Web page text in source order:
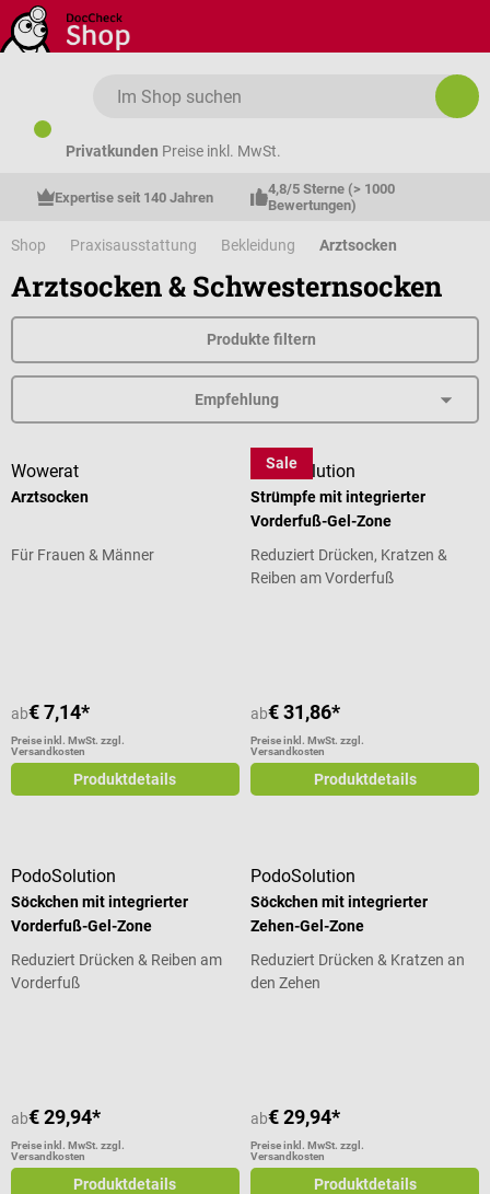
Zum Hauptinhalt springen
Privatkunden Preise inkl. MwSt.
Expertise seit 140 Jahren
4,8/5 Sterne (> 1000
Bewertungen)
Shop Praxisausstattung Bekleidung Arztsocken
Arztsocken & Schwesternsocken
Produkte filtern
Wowerat
Arztsocken
Für Frauen & Männer
ab€ 7,14*
Preise inkl. MwSt. zzgl.
Versandkosten
Produktdetails
Sale
PodoSolution
Strümpfe mit integrierter
Vorderfuß-Gel-Zone
Reduziert Drücken, Kratzen &
Reiben am Vorderfuß
ab€ 31,86*
Preise inkl. MwSt. zzgl.
Versandkosten
Produktdetails
PodoSolution
Söckchen mit integrierter
Vorderfuß-Gel-Zone
Reduziert Drücken & Reiben am
Vorderfuß
ab€ 29,94*
Preise inkl. MwSt. zzgl.
Versandkosten
Produktdetails
PodoSolution
Söckchen mit integrierter
Zehen-Gel-Zone
Reduziert Drücken & Kratzen an
den Zehen
ab€ 29,94*
Preise inkl. MwSt. zzgl.
Versandkosten
Produktdetails